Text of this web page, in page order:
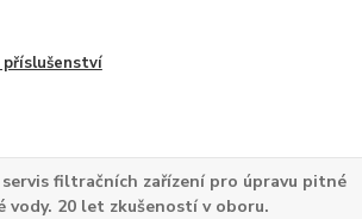
filtračních zařízení pro úpravu pitné
vody. 20 let zkušeností v oboru.